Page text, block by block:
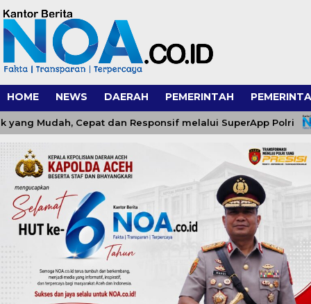
HOME NEWS DAERAH PEMERINTAH
Mudah, Cepat dan Responsif melalui SuperApp Polri